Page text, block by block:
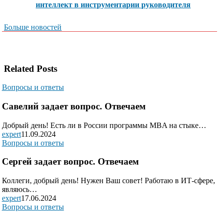
интеллект в инструментарии руководителя
Больше новостей
Related Posts
Вопросы и ответы
Савелий задает вопрос. Отвечаем
Добрый день! Есть ли в России программы MBA на стыке…
expert11.09.2024
Вопросы и ответы
Сергей задает вопрос. Отвечаем
Коллеги, добрый день! Нужен Ваш совет! Работаю в ИТ-сфере,
являюсь…
expert17.06.2024
Вопросы и ответы